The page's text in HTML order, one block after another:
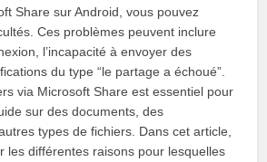
Share sur Android, vous pouvez
Ces problèmes peuvent inclure
l’incapacité à envoyer des
du type “le partage a échoué”.
via Microsoft Share est essentiel pour
sur des documents, des
types de fichiers. Dans cet article,
les différentes raisons pour lesquelles